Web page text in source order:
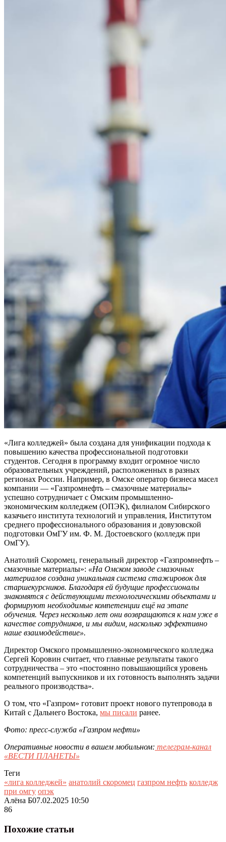
«Лига колледжей» была создана для унификации подхода к
повышению качества профессиональной подготовки
студентов. Сегодня в программу входит огромное число
образовательных учреждений, расположенных в разных
регионах России. Например, в Омске оператор бизнеса масел
компании — «Газпромнефть – смазочные материалы»
успешно сотрудничает с Омским промышленно-
экономическим колледжем (ОПЭК), филиалом Сибирского
казачьего института технологий и управления, Институтом
среднего профессионального образования и довузовской
подготовки ОмГУ им. Ф. М. Достоевского (колледж при
ОмГУ).
Анатолий Скоромец, генеральный директор «Газпромнефть –
смазочные материалы»: «На Омском заводе смазочных
материалов создана уникальная система стажировок для
старшекурсников. Благодаря ей будущие профессионалы
знакомятся с действующими технологическими объектами и
формируют необходимые компетенции ещё на этапе
обучения. Через несколько лет они возвращаются к нам уже в
качестве сотрудников, и мы видим, насколько эффективно
наше взаимодействие».
Директор Омского промышленно-экономического колледжа
Сергей Коровин считает, что главные результаты такого
сотрудничества – это «постоянно повышающийся уровень
компетенций выпускников и их готовность выполнять задачи
реального производства».
О том, что «Газпром» готовит проект нового путепровода в
Китай с Дальнего Востока, мы писали ранее.
Фото: пресс-служба «Газпром нефти»
Оперативные новости в вашем мобильном: телеграм-канал
«ВЕСТИ ПЛАНЕТЫ»
Теги
«лига колледжей» анатолий скоромец газпром нефть колледж
при омгу опэк
Алёна Б07.02.2025 10:50
86
Похожие статьи